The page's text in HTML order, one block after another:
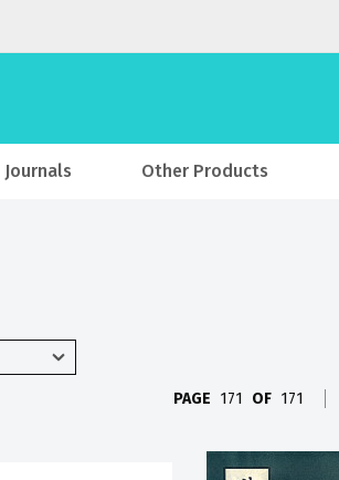
Journals Other Products
PAGE 171 OF 171